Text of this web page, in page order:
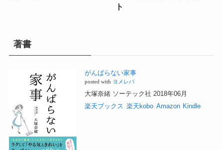
ト
著書
がんばらない家事
posted with ヨメレバ
大塚奈緒 ソーテック社 2018年06月
楽天ブックス 楽天kobo Amazon Kindle